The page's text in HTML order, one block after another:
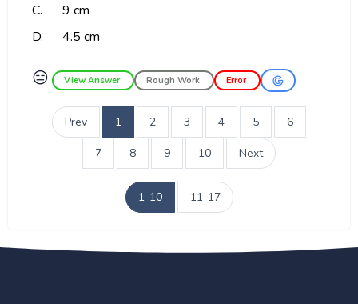
C.
9 cm
D.
4.5 cm
😑 View Answer Rough Work Error
Prev 1 2 3 4 5 6
7 8 9 10 Next
1-10 11-17